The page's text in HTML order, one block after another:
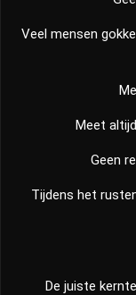
Veel mensen
Meet
Geen
Tijdens het
De juiste